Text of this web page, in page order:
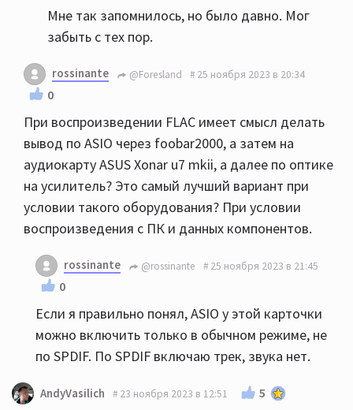
Мне так запомнилось, но было давно. Мог
забыть с тех пор.
rossinante @Foresland 25 ноября 2023 в 20:34
0
При воспроизведении FLAC имеет смысл делать
вывод по ASIO через foobar2000, а затем на
аудиокарту ASUS Xonar u7 mkii, а далее по оптике
на усилитель? Это самый лучший вариант при
условии такого оборудования? При условии
воспроизведения с ПК и данных компонентов.
rossinante @rossinante 25 ноября 2023 в 21:45
0
Если я правильно понял, ASIO у этой карточки
можно включить только в обычном режиме, не
по SPDIF. По SPDIF включаю трек, звука нет.
AndyVasilich 23 ноября 2023 в 12:51 5